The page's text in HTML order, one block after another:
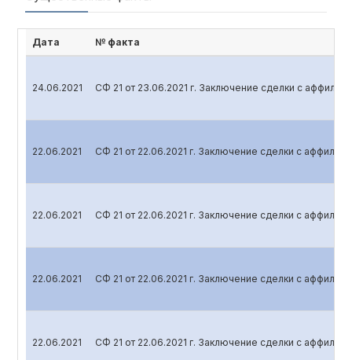
Дата № факта
24.06.2021 СФ 21 от 23.06.2021 г. Заключение сделки с
22.06.2021 СФ 21 от 22.06.2021 г. Заключение сделки с
22.06.2021 СФ 21 от 22.06.2021 г. Заключение сделки с
22.06.2021 СФ 21 от 22.06.2021 г. Заключение сделки с
22.06.2021 СФ 21 от 22.06.2021 г. Заключение сделки с